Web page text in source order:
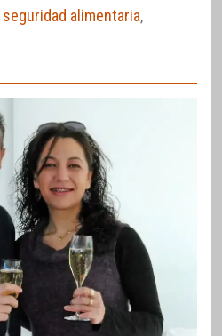
seguridad alimentaria,